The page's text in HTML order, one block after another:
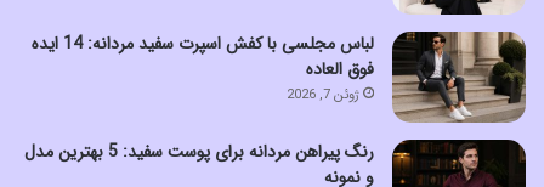
لباس مجلسی با کفش اسپرت سفید مردانه: 14 ایده
فوق العاده
ژوئن 7, 2026
رنگ پیراهن مردانه برای پوست سفید: 5 بهترین مدل
و نمونه